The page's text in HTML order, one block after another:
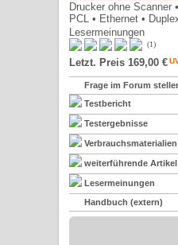
Drucker ohne Scanner •
PCL • Ethernet •
Lesermeinungen
5*
1
Letzt. Preis 169,00 €
Frage im Forum
Testbericht
Testergebnisse
weiterführende Artikel
Lesermeinungen
Handbuch (extern)